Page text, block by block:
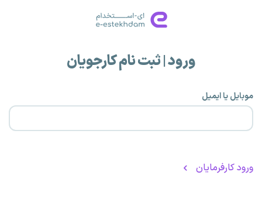
ورود | ثبت نام کارجویان
موبایل یا ایمیل
ورود کارفرمایان